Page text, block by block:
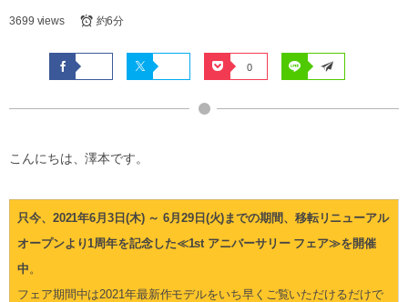
3699 views 約6分
0
こんにちは、澤本です。
只今、2021年6月3日(木) ～ 6月29日(火)までの期間、移転リニューアル
オープンより1周年を記念した≪1st アニバーサリー フェア≫を開催
中 。
フェア期間中は2021年最新作モデルをいち早くご覧いただけるだけで